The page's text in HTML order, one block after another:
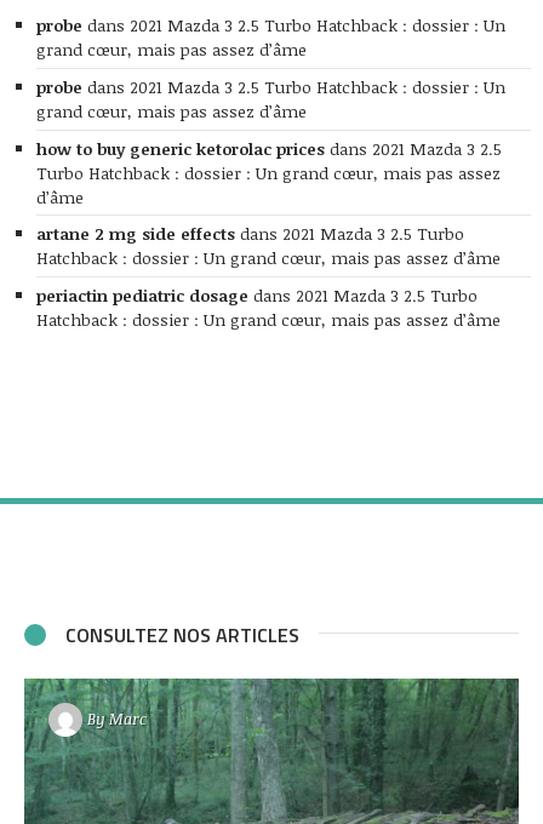
probe dans 2021 Mazda 3 2.5 Turbo Hatchback : dossier : Un
grand cœur, mais pas assez d’âme
probe dans 2021 Mazda 3 2.5 Turbo Hatchback : dossier : Un
grand cœur, mais pas assez d’âme
how to buy generic ketorolac prices dans 2021 Mazda 3 2.5
Turbo Hatchback : dossier : Un grand cœur, mais pas assez
d’âme
artane 2 mg side effects dans 2021 Mazda 3 2.5 Turbo
Hatchback : dossier : Un grand cœur, mais pas assez d’âme
periactin pediatric dosage dans 2021 Mazda 3 2.5 Turbo
Hatchback : dossier : Un grand cœur, mais pas assez d’âme
CONSULTEZ NOS ARTICLES
ByMarc